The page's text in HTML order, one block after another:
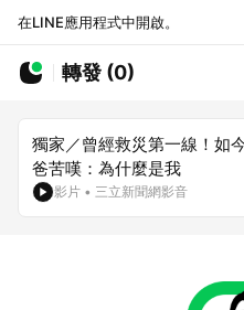
在LINE應用程式中開啟。
轉發 (0)
獨家／曾經救災第一線！
爸苦嘆：為什麼是我
影片 • 三立新聞網影音